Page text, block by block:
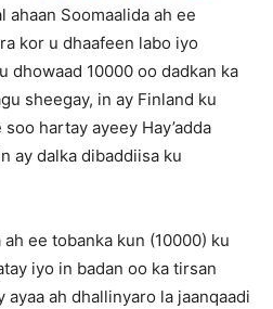
ahaan Soomaalida ah ee
kor u dhaafeen labo iyo
dhowaad 10000 oo dadkan ka
sheegay, in ay Finland ku
hartay ayeey Hay’adda
ay dalka dibaddiisa ku
ee tobanka kun (10000) ku
iyo in badan oo ka tirsan
ayaa ah dhallinyaro la jaanqaadi